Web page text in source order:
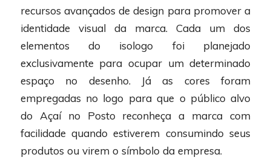
recursos avançados de design para promover a
identidade visual da marca. Cada um dos
elementos do isologo foi planejado
exclusivamente para ocupar um determinado
espaço no desenho. Já as cores foram
empregadas no logo para que o público alvo
do Açaí no Posto reconheça a marca com
facilidade quando estiverem consumindo seus
produtos ou virem o símbolo da empresa.